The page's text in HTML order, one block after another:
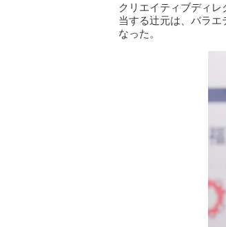
クリエイティブディ
当する辻元は、バラ
なった。